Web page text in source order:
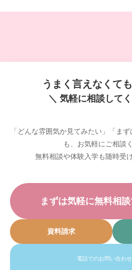
うまく言えなくて
＼ 気軽に相談して
「どんな雰囲気か見てみたい」「ま
も、お気軽にご相談
無料相談や体験入学も随時受
まずは気軽に無料相
資料請求
電話でのお問い合わ